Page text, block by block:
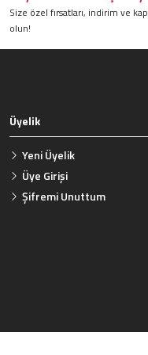
Ürün fiyatı diğer
Size özel fırsatları, indirim ve
olun!
Üyelik
Yeni Üyelik
Üye Girişi
Şifremi Unuttum